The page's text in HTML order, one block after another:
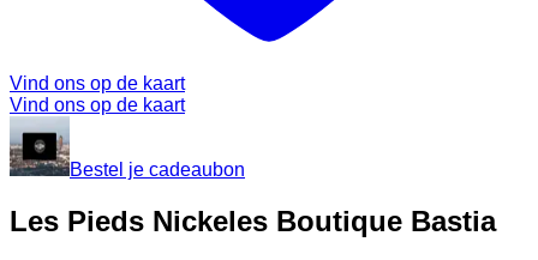
Vind ons op de kaart
Vind ons op de kaart
Bestel je cadeaubon
Les Pieds Nickeles Boutique Bastia